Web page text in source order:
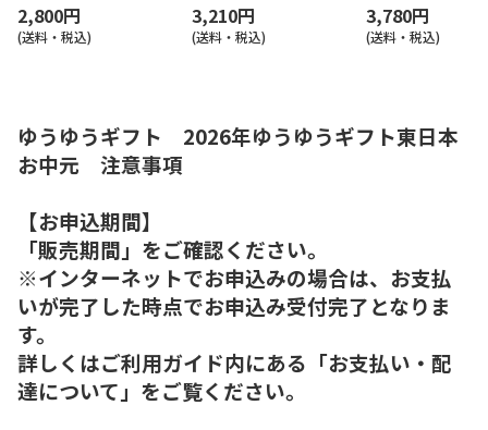
2,800円
(送料・税込)
3,210円
(送料・税込)
3,780円
(送料・税込)
ゆうゆうギフト 2026年ゆうゆうギフト東日本
お中元 注意事項
【お申込期間】
「販売期間」をご確認ください。
※インターネットでお申込みの場合は、お支払
いが完了した時点でお申込み受付完了となりま
す。
詳しくはご利用ガイド内にある「お支払い・配
達について」をご覧ください。